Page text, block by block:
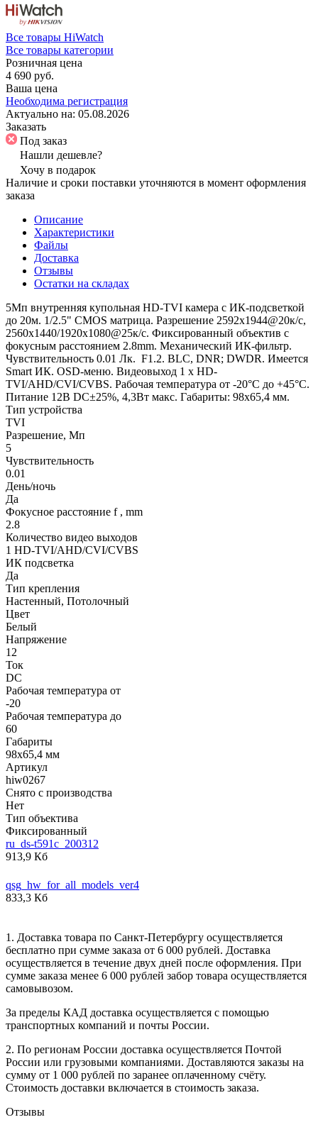
Все товары HiWatch
Все товары категории
Розничная цена
4 690 руб.
Ваша цена
Необходима регистрация
Актуально на: 05.08.2026
Заказать
Под заказ
Нашли дешевле?
Хочу в подарок
Наличие и сроки поставки уточняются в момент оформления
заказа
Описание
Характеристики
Файлы
Доставка
Отзывы
Остатки на складах
5Мп внутренняя купольная HD-TVI камера с ИК-подсветкой
до 20м. 1/2.5" CMOS матрица. Разрешение 2592x1944@20к/с,
2560x1440/1920x1080@25к/с. Фиксированный объектив с
фокусным расстоянием 2.8mm. Механический ИК-фильтр.
Чувствительность 0.01 Лк. F1.2. BLC, DNR; DWDR. Имеется
Smart ИК. OSD-меню. Видеовыход 1 х HD-
TVI/AHD/CVI/CVBS. Рабочая температура от -20°С до +45°С.
Питание 12В DC±25%, 4,3Вт макс. Габариты: 98x65,4 мм.
Тип устройства
TVI
Разрешение, Мп
5
Чувствительность
0.01
День/ночь
Да
Фокусное расстояние f , mm
2.8
Количество видео выходов
1 HD-TVI/AHD/CVI/CVBS
ИК подсветка
Да
Тип крепления
Настенный, Потолочный
Цвет
Белый
Напряжение
12
Ток
DC
Рабочая температура от
-20
Рабочая температура до
60
Габариты
98x65,4 мм
Артикул
hiw0267
Снято с производства
Нет
Тип объектива
Фиксированный
ru_ds-t591c_200312
913,9 Кб
qsg_hw_for_all_models_ver4
833,3 Кб
1. Доставка товара по Санкт-Петербургу осуществляется
бесплатно при сумме заказа от 6 000 рублей. Доставка
осуществляется в течение двух дней после оформления. При
сумме заказа менее 6 000 рублей забор товара осуществляется
самовывозом.
За пределы КАД доставка осуществляется с помощью
транспортных компаний и почты России.
2. По регионам России доставка осуществляется Почтой
России или грузовыми компаниями. Доставляются заказы на
сумму от 1 000 рублей по заранее оплаченному счёту.
Стоимость доставки включается в стоимость заказа.
Отзывы